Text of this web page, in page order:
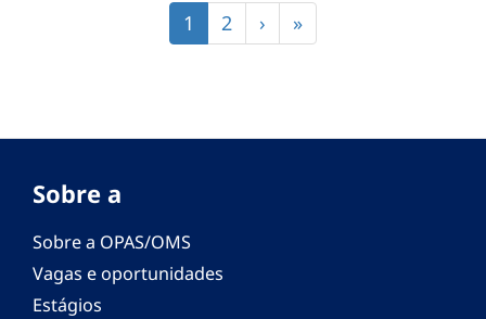
Página
atual
1 Página
2
Próxima
página
›
Última
página
»
Sobre a
Sobre a OPAS/OMS
Vagas e oportunidades
Estágios